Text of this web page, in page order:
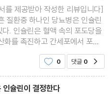
를 제공받아 작성한 리뷰입니다]
질환중 하나인 당뇨병은 인슐린
. 인슐린은 혈액 속의 포도당을
화를 촉진하고 간세포에서 포도
변환, 저장하여 혈당 상승을 억제
인슐린이 부족하면 제1형 당뇨
비되면 제2형 당뇨병이라고 부
뇨
0 댓글 0
슐린이 결정한다